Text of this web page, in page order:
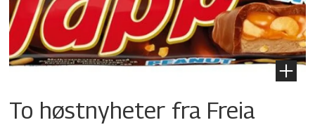
To høstnyheter fra Freia